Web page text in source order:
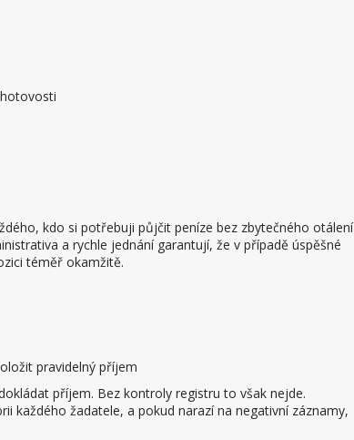
kdo si potřebuji půjčit peníze bez zbytečného otálení
a rychle jednání garantují, že v případě úspěšné
téměř okamžitě.
pravidelný příjem
příjem. Bez kontroly registru to však nejde.
každého žadatele, a pokud narazí na negativní záznamy,